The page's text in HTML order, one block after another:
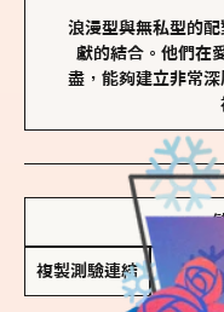
浪漫型與無私型的
獻的結合。他們在
盡，能夠建立非常
複製測驗連結